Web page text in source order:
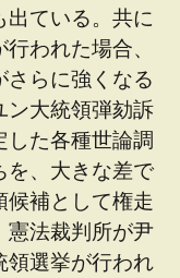
出ている。共に
われた場合、
さらに強くなる
ン大統領弾劾訴
した各種世論調
を、大きな差で
候補として権走
憲法裁判所が尹
領選挙が行われ